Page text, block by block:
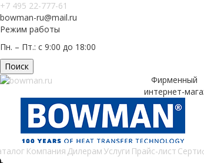
+7 495 22-777-61
bowman-ru@mail.ru
Режим работы
Пн. – Пт.: с 9:00 до 18:00
Поиск
Фирменный
интернет-
Компания Дилерам Услуги Прайс-лист